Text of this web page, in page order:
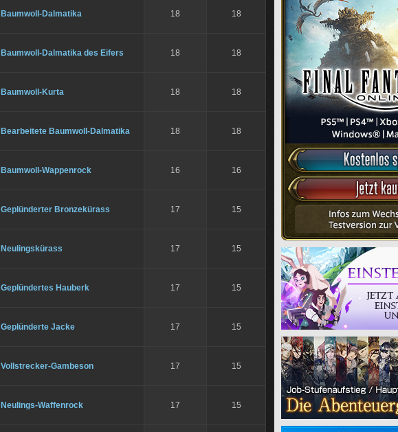
Baumwoll-Dalmatika 18 18
Baumwoll-Dalmatika des Eifers 18 18
Baumwoll-Kurta 18 18
Bearbeitete Baumwoll-Dalmatika 18 18
Baumwoll-Wappenrock 16 16
Geplünderter Bronzekürass 17 15
Neulingskürass 17 15
Geplündertes Hauberk 17 15
Geplünderte Jacke 17 15
Vollstrecker-Gambeson 17 15
Neulings-Waffenrock 17 15